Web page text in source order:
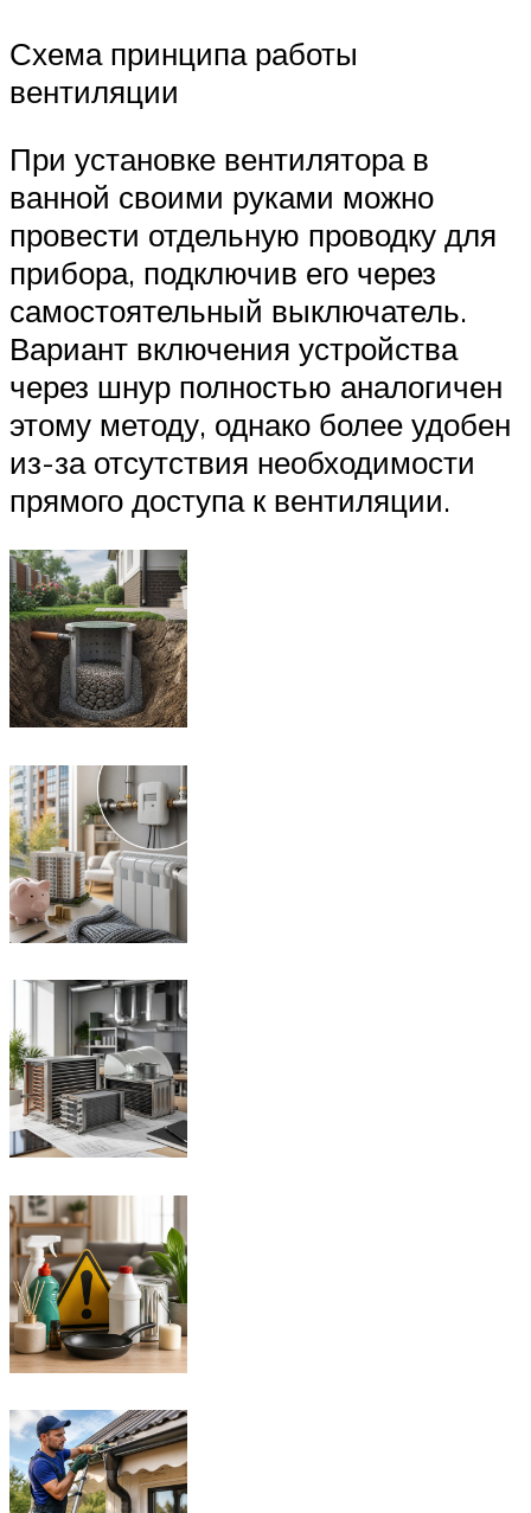
Схема принципа работы
вентиляции
При установке вентилятора в
ванной своими руками можно
провести отдельную проводку для
прибора, подключив его через
самостоятельный выключатель.
Вариант включения устройства
через шнур полностью аналогичен
этому методу, однако более удобен
из-за отсутствия необходимости
прямого доступа к вентиляции.